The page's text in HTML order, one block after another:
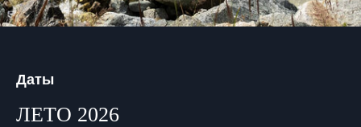
Даты
ЛЕТО 2026